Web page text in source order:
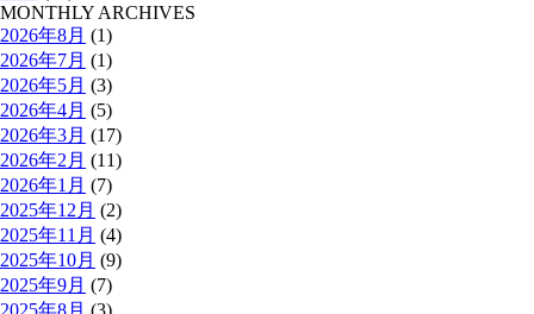
MONTHLY ARCHIVES
2026年8月 (1)
2026年7月 (1)
2026年5月 (3)
2026年4月 (5)
2026年3月 (17)
2026年2月 (11)
2026年1月 (7)
2025年12月 (2)
2025年11月 (4)
2025年10月 (9)
2025年9月 (7)
2025年8月 (3)